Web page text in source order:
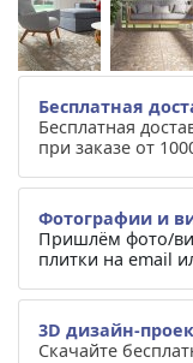
Бесплатная
Бесплатная
при заказе от
Фотографии и
Пришлём фото/
плитки на email
3D дизайн-
Скачайте